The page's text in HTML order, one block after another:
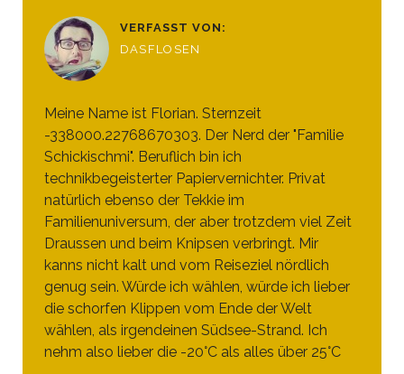
VERFASST VON:
DASFLOSEN
Meine Name ist Florian. Sternzeit
-338000.22768670303. Der Nerd der "Familie
Schickischmi". Beruflich bin ich
technikbegeisterter Papiervernichter. Privat
natürlich ebenso der Tekkie im
Familienuniversum, der aber trotzdem viel Zeit
Draussen und beim Knipsen verbringt. Mir
kanns nicht kalt und vom Reiseziel nördlich
genug sein. Würde ich wählen, würde ich lieber
die schorfen Klippen vom Ende der Welt
wählen, als irgendeinen Südsee-Strand. Ich
nehm also lieber die -20°C als alles über 25°C